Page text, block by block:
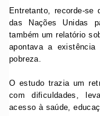
Entretanto, recorde-
das Nações Unidas
também um relatório
apontava a
pobreza.
O estudo trazia um
com dificuldades,
acesso à saúde,